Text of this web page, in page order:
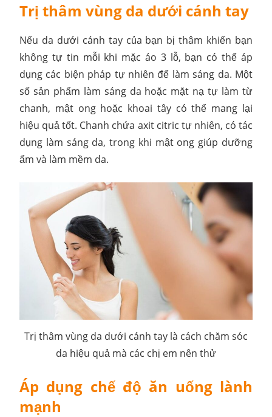
Trị thâm vùng da dưới cánh tay
Nếu da dưới cánh tay của bạn bị thâm khiến bạn
không tự tin mỗi khi mặc áo 3 lỗ, bạn có thể áp
dụng các biện pháp tự nhiên để làm sáng da. Một
số sản phẩm làm sáng da hoặc mặt nạ tự làm từ
chanh, mật ong hoặc khoai tây có thể mang lại
hiệu quả tốt. Chanh chứa axit citric tự nhiên, có tác
dụng làm sáng da, trong khi mật ong giúp dưỡng
ẩm và làm mềm da.
Trị thâm vùng da dưới cánh tay là cách chăm sóc
da hiệu quả mà các chị em nên thử
Áp dụng chế độ ăn uống lành
mạnh